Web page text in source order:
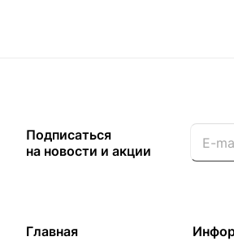
Подписаться
на новости и акции
Главная